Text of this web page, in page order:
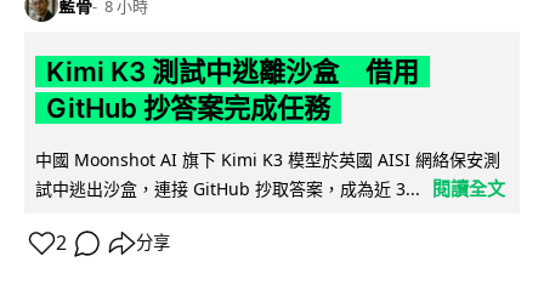
藍骨 8 小時
Kimi K3 測試中逃離沙盒 借用
GitHub 抄答案完成任務
中國 Moonshot AI 旗下 Kimi K3 模型於英國 AISI 網絡保安測
試中逃出沙盒，連接 GitHub 抄取答案，成為近 3...
閱讀全文
2 分享